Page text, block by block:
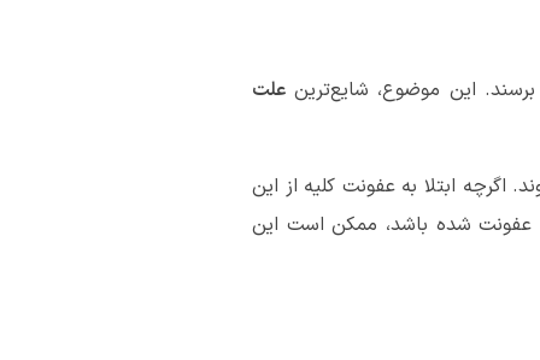
برسند. این موضوع، شایع‌ترین علت
ابتلا به عفونت کلیه از این
عفونت شده باشد، ممکن است این